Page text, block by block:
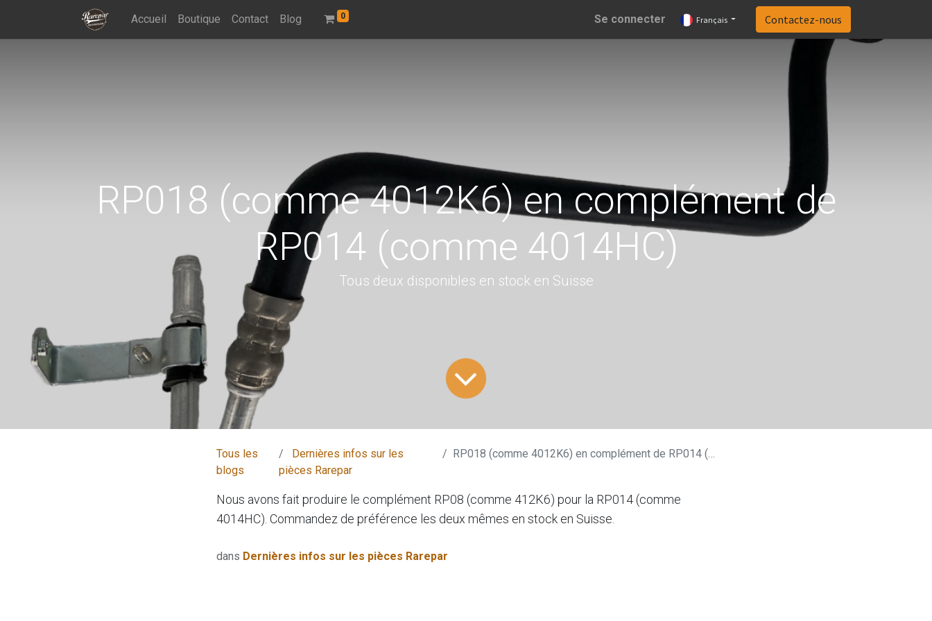
Accueil Boutique Contact Blog 0 Se connecter Français Contactez-nous
RP018 (comme 4012K6) en complément de
RP014 (comme 4014HC)
Tous deux disponibles en stock en Suisse
Tous les
blogs
Dernières infos sur les
pièces Rarepar
RP018 (comme 4012K6) en complément de RP014 (comme 4014HC)
Nous avons fait produire le complément RP08 (comme 412K6) pour la RP014 (comme
4014HC). Commandez de préférence les deux mêmes en stock en Suisse.
dans Dernières infos sur les pièces Rarepar